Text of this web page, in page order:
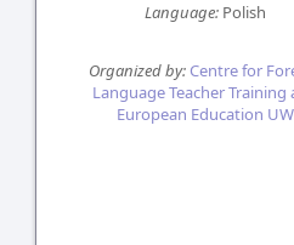
Language: Polish
Organized by: Centre for
Language Teacher Training
European Education UW